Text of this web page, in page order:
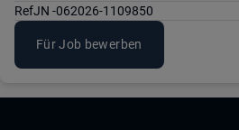
RefJN -062026-1109850
Für Job bewerben